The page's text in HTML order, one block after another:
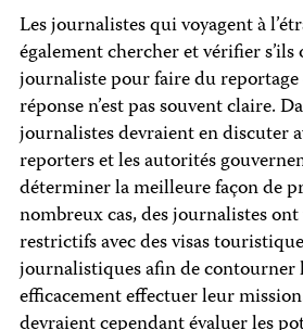
Les journalistes qui voyagent à
également chercher et vérifier s’ils
journaliste pour faire du reportage
réponse n’est pas souvent claire.
journalistes devraient en discuter
reporters et les autorités
déterminer la meilleure façon de
nombreux cas, des journalistes ont
restrictifs avec des visas
journalistiques afin de contourner
efficacement effectuer leur